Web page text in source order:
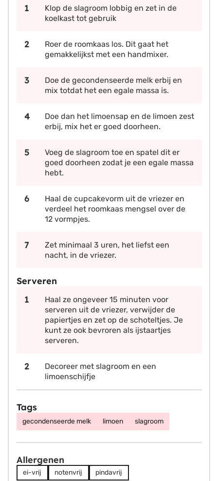
Klop de slagroom lobbig en zet in de
koelkast tot gebruik
Roer de roomkaas los. Dit gaat het
gemakkelijkst met een handmixer.
Doe de gecondenseerde melk erbij en
mix totdat het een egale massa is.
Doe dan het limoensap en de limoen zest
erbij, mix het er goed doorheen.
Voeg de slagroom toe en spatel dit er
goed doorheen zodat je een egale massa
hebt.
Haal de cupcakevorm uit de vriezer en
verdeel het roomkaas mengsel over de
12 vormpjes.
Zet minimaal 3 uren, het liefst een
nacht, in de vriezer.
Serveren
Haal ze ongeveer 15 minuten voor
serveren uit de vriezer, verwijder de
papiertjes en zet op de schoteltjes. Je
kunt ze ook bevroren als ijstaartjes
serveren.
Decoreer met slagroom en een
limoenschijfje
Tags
gecondenseerde melk limoen slagroom
Allergenen
ei-vrij notenvrij pindavrij